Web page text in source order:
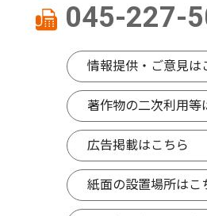
045-227-
情報提供・ご意見は
著作物の二次利用等
広告掲載はこちら
紙面の設置場所はこ